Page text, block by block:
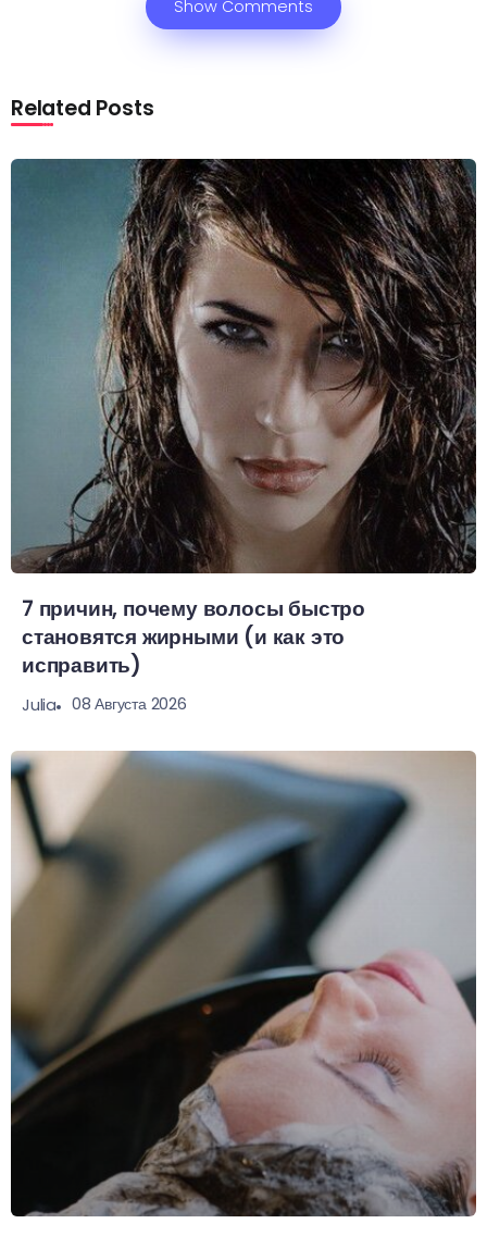
Show Comments
Related Posts
7 причин, почему волосы быстро
становятся жирными (и как это
исправить)
Julia 08 Августа 2026